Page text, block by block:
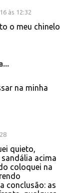
às 12:32
o meu chinelo
na minha
quieto,
acima
coloquei na
conclusão: as